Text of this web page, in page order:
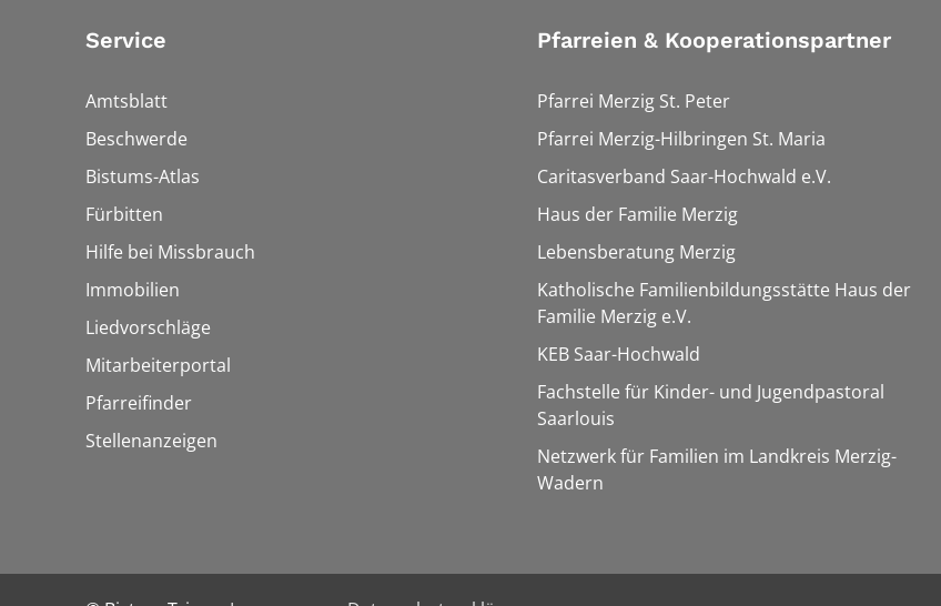
Service
Amtsblatt
Beschwerde
Bistums-Atlas
Fürbitten
Hilfe bei Missbrauch
Immobilien
Liedvorschläge
Mitarbeiterportal
Pfarreifinder
Stellenanzeigen
Pfarreien & Kooperationspartner
Pfarrei Merzig St. Peter
Pfarrei Merzig-Hilbringen St. Maria
Caritasverband Saar-Hochwald e.V.
Haus der Familie Merzig
Lebensberatung Merzig
Katholische Familienbildungsstätte Haus der
Familie Merzig e.V.
KEB Saar-Hochwald
Fachstelle für Kinder- und Jugendpastoral
Saarlouis
Netzwerk für Familien im Landkreis Merzig-
Wadern